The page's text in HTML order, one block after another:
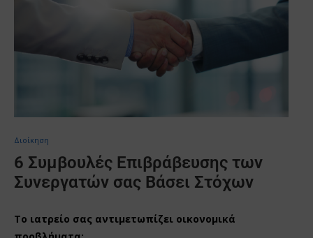
Διοίκηση
6 Συμβουλές Επιβράβευσης των
Συνεργατών σας Βάσει Στόχων
Το ιατρείο σας αντιμετωπίζει οικονομικά